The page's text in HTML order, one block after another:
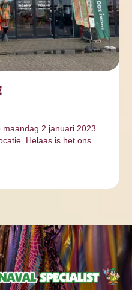
2 januari 2023
Helaas is het ons